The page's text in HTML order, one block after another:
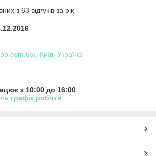
з 63 відгуків за рік
, Київ, Україна
з 10:00 до 16:00
графік роботи